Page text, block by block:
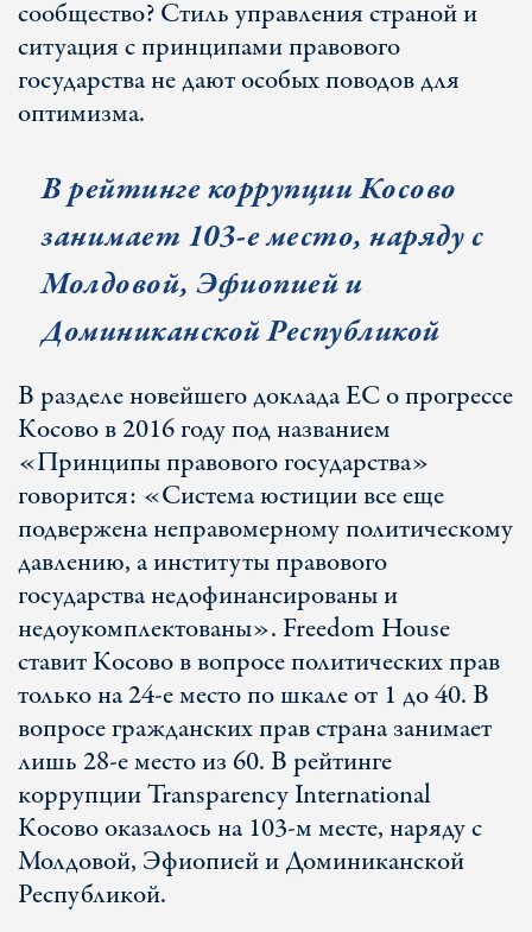
сообщество? Стиль управления страной и
ситуация с принципами правового
государства не дают особых поводов для
оптимизма.
В рейтинге коррупции Косово
занимает 103-е место, наряду с
Молдовой, Эфиопией и
Доминиканской Республикой
В разделе новейшего доклада ЕС о прогрессе
Косово в 2016 году под названием
«Принципы правового государства»
говорится: «Система юстиции все еще
подвержена неправомерному политическому
давлению, а институты правового
государства недофинансированы и
недоукомплектованы». Freedom House
ставит Косово в вопросе политических прав
только на 24-е место по шкале от 1 до 40. В
вопросе гражданских прав страна занимает
лишь 28-е место из 60. В рейтинге
коррупции Transparency International
Косово оказалось на 103-м месте, наряду с
Молдовой, Эфиопией и Доминиканской
Республикой.